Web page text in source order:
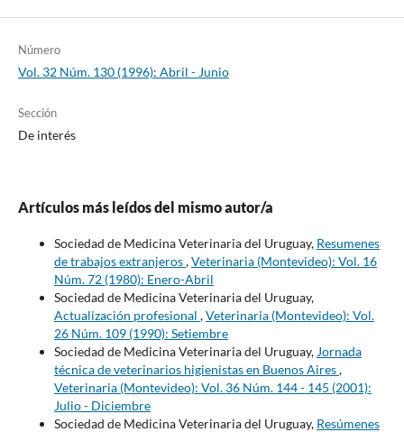
Número
Vol. 32 Núm. 130 (1996): Abril - Junio
Sección
De interés
Artículos más leídos del mismo autor/a
Sociedad de Medicina Veterinaria del Uruguay, Resumenes
de trabajos extranjeros,Veterinaria (Montevideo): Vol. 16
Núm. 72 (1980): Enero-Abril
Sociedad de Medicina Veterinaria del Uruguay,
Actualización profesional ,Veterinaria (Montevideo): Vol.
26 Núm. 109 (1990): Setiembre
Sociedad de Medicina Veterinaria del Uruguay, Jornada
técnica de veterinarios higienistas en Buenos Aires,
Veterinaria (Montevideo): Vol. 36 Núm. 144 - 145 (2001):
Julio - Diciembre
Sociedad de Medicina Veterinaria del Uruguay, Resúmenes